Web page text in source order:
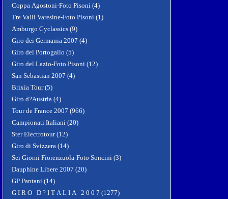
Coppa Agostoni-Foto Pisoni (4)
Tre Valli Varesine-Foto Pisoni (1)
Amburgo Cyclassics (9)
Giro dei Germania 2007 (4)
Giro del Portogallo (5)
Giro del Lazio-Foto Pisoni (12)
San Sebastian 2007 (4)
Brixia Tour (5)
Giro d?Austria (4)
Tour de France 2007 (966)
Campionati Italiani (20)
Ster Electrotour (12)
Giro di Svizzera (14)
Sei Giorni Fiorenzuola-Foto Soncini (3)
Dauphine Libere 2007 (20)
GP Pantani (14)
G I R O D ? I T A L I A 2 0 0 7 (1277)